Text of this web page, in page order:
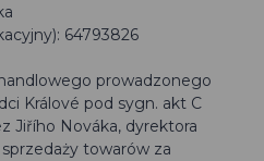
64793826
prowadzonego
Králové pod sygn. akt C
Jiřího Nováka, dyrektora
towarów za